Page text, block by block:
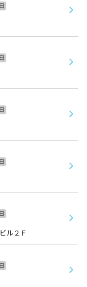
日
日
日
日
日
ル２Ｆ
日